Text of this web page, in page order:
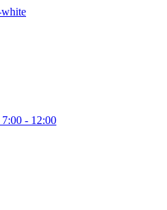
7:00 - 12:00